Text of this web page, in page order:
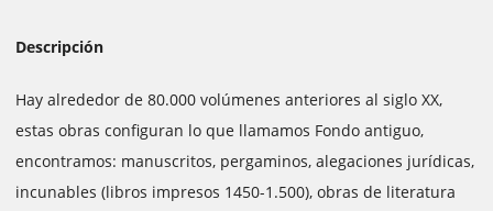
Descripción
Hay alrededor de 80.000 volúmenes anteriores al siglo XX,
estas obras configuran lo que llamamos Fondo antiguo,
encontramos: manuscritos, pergaminos, alegaciones jurídicas,
incunables (libros impresos 1450-1.500), obras de literatura